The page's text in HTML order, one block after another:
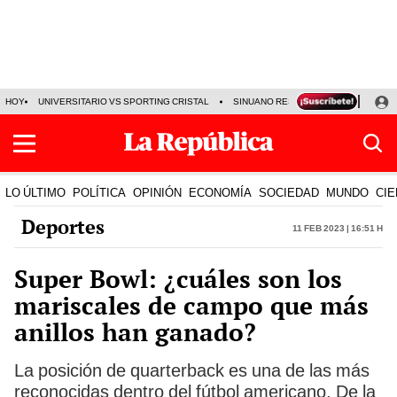
HOY UNIVERSITARIO VS SPORTING CRISTAL SINUANO RESULTADOS HOY
LO ÚLTIMO POLÍTICA OPINIÓN ECONOMÍA SOCIEDAD MUNDO
Deportes 11 Feb 2023 | 16:51 h
Super Bowl: ¿cuáles son los
mariscales de campo que más
anillos han ganado?
La posición de quarterback es una de las más
reconocidas dentro del fútbol americano. De la